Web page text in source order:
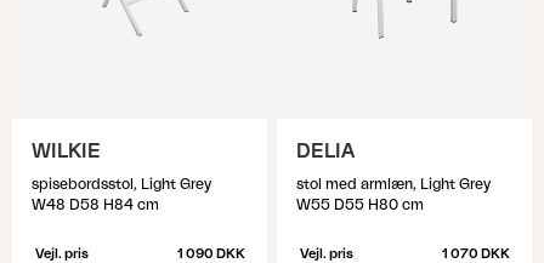
WILKIE
spisebordsstol, Light Grey
W48 D58 H84 cm
Vejl. pris 1 090 DKK
DELIA
stol med armlæn, Light Grey
W55 D55 H80 cm
Vejl. pris 1 070 DKK